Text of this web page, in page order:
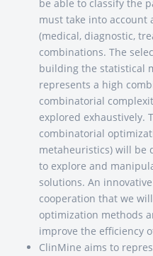
be able to classify the
must take into account
(medical, diagnostic,
combinations. The
building the statistical
represents a high
combinatorial
explored exhaustively.
combinatorial
metaheuristics) will be
to explore and
solutions. An
cooperation that we
optimization methods
improve the efficiency
ClinMine aims to